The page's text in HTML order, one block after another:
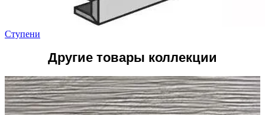
Ступени
Другие товары коллекции